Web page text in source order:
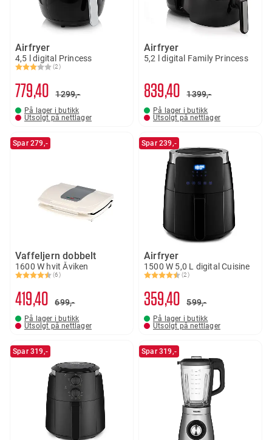
Airfryer
4,5 l digital Princess
Karakter:
(2)
3.0 av 5 mulige
77940 1299,-
På lager i butikk
Utsolgt på nettlager
Airfryer
5,2 l digital Family Princess
83940 1399,-
På lager i butikk
Utsolgt på nettlager
Spar 279,-
Vaffeljern dobbelt
1600 W hvit Åviken
Karakter:
(6)
4.8 av 5 mulige
41940 699,-
På lager i butikk
Utsolgt på nettlager
Spar 239,-
Airfryer
1500 W 5,0 L digital Cuisine
Karakter:
(2)
4.5 av 5 mulige
35940 599,-
På lager i butikk
Utsolgt på nettlager
Spar 319,- Spar 319,-